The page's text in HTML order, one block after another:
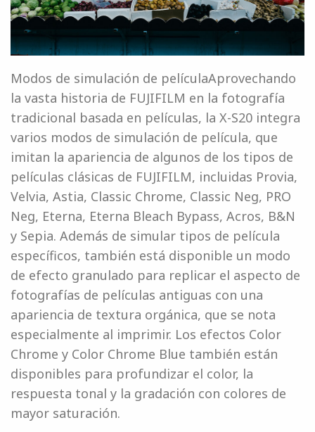
Modos de simulación de películaAprovechando
la vasta historia de FUJIFILM en la fotografía
tradicional basada en películas, la X-S20 integra
varios modos de simulación de película, que
imitan la apariencia de algunos de los tipos de
películas clásicas de FUJIFILM, incluidas Provia,
Velvia, Astia, Classic Chrome, Classic Neg, PRO
Neg, Eterna, Eterna Bleach Bypass, Acros, B&N
y Sepia. Además de simular tipos de película
específicos, también está disponible un modo
de efecto granulado para replicar el aspecto de
fotografías de películas antiguas con una
apariencia de textura orgánica, que se nota
especialmente al imprimir. Los efectos Color
Chrome y Color Chrome Blue también están
disponibles para profundizar el color, la
respuesta tonal y la gradación con colores de
mayor saturación.